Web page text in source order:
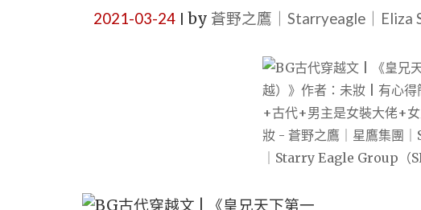
2021-03-24 by 蒼野之鷹｜Starryeagle｜Eliza